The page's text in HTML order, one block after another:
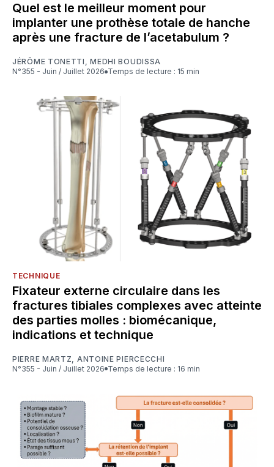
Quel est le meilleur moment pour
implanter une prothèse totale de hanche
après une fracture de l’acetabulum ?
JÉRÔME TONETTI ,MEDHI BOUDISSA
N°355 - Juin / Juillet 2026
Temps de lecture : 15 min
TECHNIQUE
Fixateur externe circulaire dans les
fractures tibiales complexes avec atteinte
des parties molles : biomécanique,
indications et technique
PIERRE MARTZ
ANTOINE PIERCECCHI
N°355 - Juin / Juillet 2026
Temps de lecture : 16 min